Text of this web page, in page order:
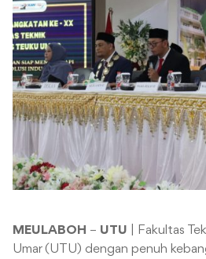
MEULABOH – UTU | Fakultas
Umar (UTU) dengan penuh